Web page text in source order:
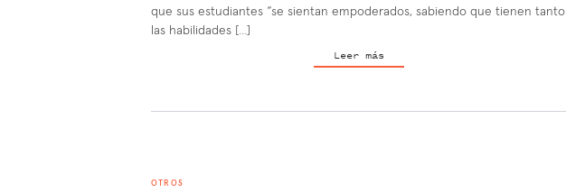
que sus estudiantes “se sientan empoderados, sabiendo que tienen tanto
las habilidades […]
Leer más
OTROS